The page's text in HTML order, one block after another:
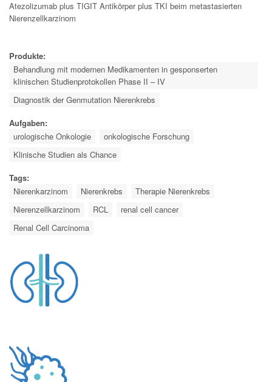
Atezolizumab plus TIGIT Antikörper plus TKI beim metastasierten
Nierenzellkarzinom
Produkte:
Behandlung mit modernen Medikamenten in gesponserten
klinischen Studienprotokollen Phase II – IV
Diagnostik der Genmutation Nierenkrebs
Aufgaben:
urologische Onkologie
onkologische Forschung
Klinische Studien als Chance
Tags:
Nierenkarzinom
Nierenkrebs
Therapie Nierenkrebs
Nierenzellkarzinom
RCL
renal cell cancer
Renal Cell Carcinoma